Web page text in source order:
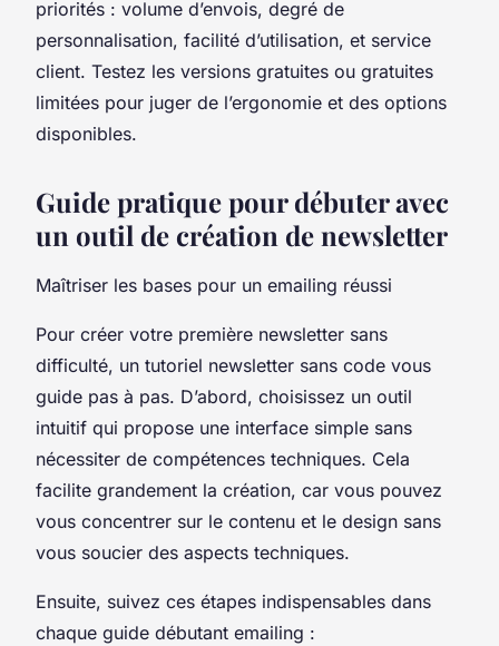
priorités : volume d’envois, degré de
personnalisation, facilité d’utilisation, et service
client. Testez les versions gratuites ou gratuites
limitées pour juger de l’ergonomie et des options
disponibles.
Guide pratique pour débuter avec
un outil de création de newsletter
Maîtriser les bases pour un emailing réussi
Pour créer votre première newsletter sans
difficulté, un tutoriel newsletter sans code vous
guide pas à pas. D’abord, choisissez un outil
intuitif qui propose une interface simple sans
nécessiter de compétences techniques. Cela
facilite grandement la création, car vous pouvez
vous concentrer sur le contenu et le design sans
vous soucier des aspects techniques.
Ensuite, suivez ces étapes indispensables dans
chaque guide débutant emailing :